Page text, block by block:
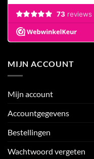
MIJN ACCOUNT
Mijn account
Accountgegevens
Bestellingen
Wachtwoord vergeten